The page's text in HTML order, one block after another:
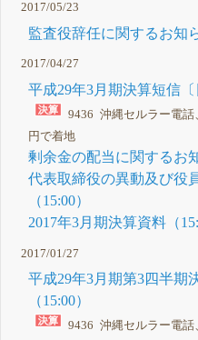
2017/05/23
監査役辞任に関するお知
2017/04/27
平成29年3月期決算短信〔
9436 沖縄セルラー電話
円で着地
剰余金の配当に関するお
代表取締役の異動及び役
（15:00）
2017年3月期決算資料（
2017/01/27
平成29年3月期第3四半期
（15:00）
9436 沖縄セルラー電話